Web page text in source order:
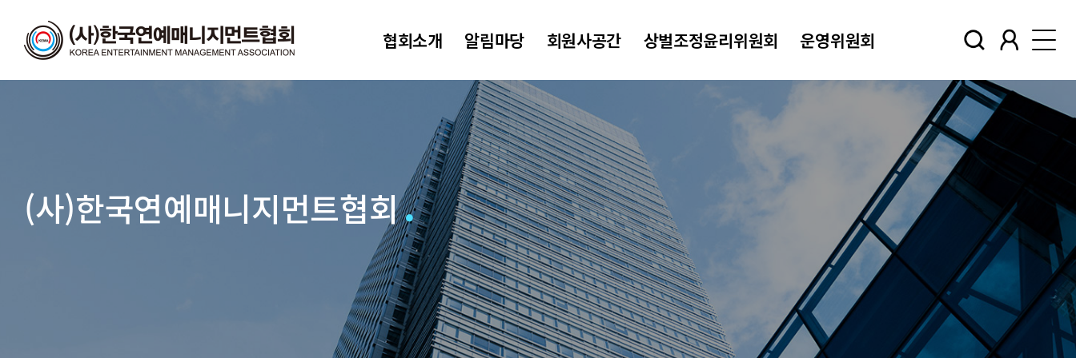
협회소개 알림마당 회원사공간 상벌조정윤리위원회 운영위원회
(사)한국연예매니지먼트협회